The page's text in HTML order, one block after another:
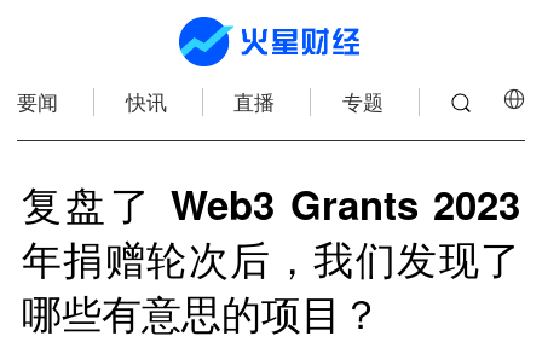
要闻 快讯 直播 专题
复盘了 Web3 Grants 2023
年捐赠轮次后，我们发现了
哪些有意思的项目？